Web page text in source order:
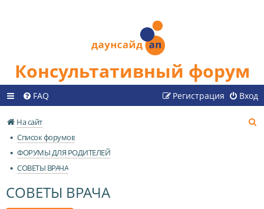
Консультативный форум
FAQ Вход
Регистрация
На сайт
Список форумов
ФОРУМЫ ДЛЯ РОДИТЕЛЕЙ
СОВЕТЫ ВРАЧА
СОВЕТЫ ВРАЧА